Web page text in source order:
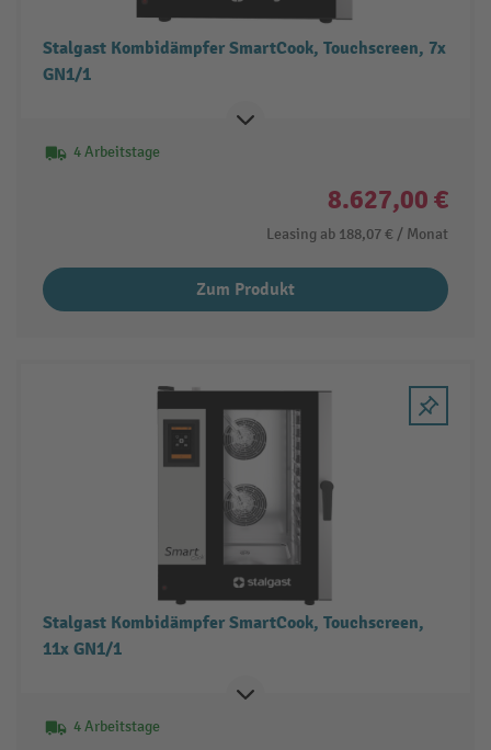
Stalgast Kombidämpfer SmartCook, Touchscreen, 7x
GN1/1
4 Arbeitstage
8.627,00 €
Leasing ab 188,07 € / Monat
Zum Produkt
Stalgast Kombidämpfer SmartCook, Touchscreen,
11x GN1/1
4 Arbeitstage